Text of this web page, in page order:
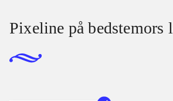
Pixeline på bedstemors